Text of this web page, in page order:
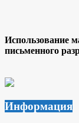
Использование
письменного
Информация